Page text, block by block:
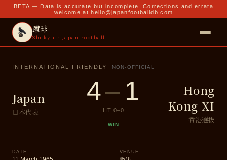
BETA — Data is accurate but incomplete. Corrections and errata
welcome at hello@japanfootballdb.com
蹴球
Shukyu · Japan Football
INTERNATIONAL FRIENDLY NON-OFFICIAL
Japan
日本代表
4– 1
HT 0–0
WIN
Hong
Kong XI
香港選抜
DATE VENUE